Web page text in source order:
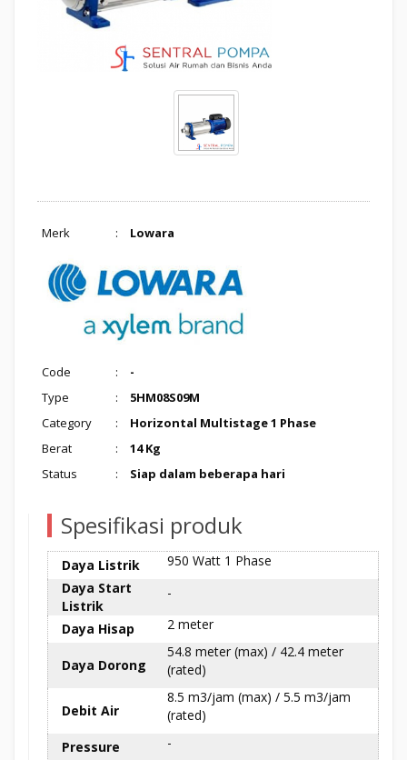
Merk : Lowara
Code :
-
Type
:
5HM08S09M
Category
:
Horizontal Multistage 1 Phase
Berat
:
14 Kg
Status
: Siap dalam beberapa hari
Spesifikasi produk
Daya Listrik
950 Watt 1 Phase
Daya Start
Listrik
-
Daya Hisap 2 meter
Daya Dorong
54.8 meter (max) / 42.4 meter
(rated)
Debit Air
8.5 m3/jam (max) / 5.5 m3/jam
(rated)
Pressure
-